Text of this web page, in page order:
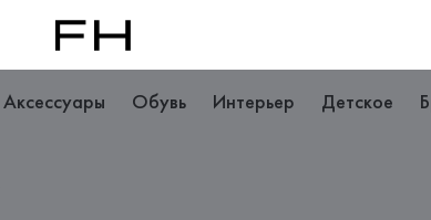
Аксессуары Обувь Интерьер Детское